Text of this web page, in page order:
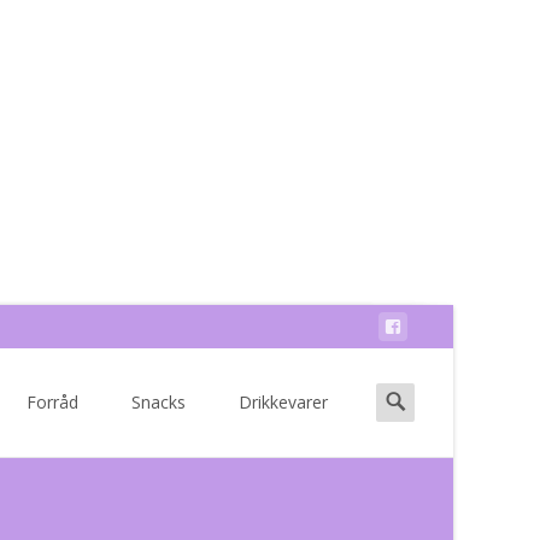
Forråd Snacks Drikkevarer
Search
for: